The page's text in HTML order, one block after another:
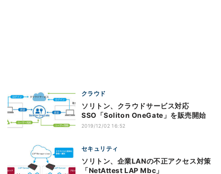
クラウド
ソリトン、クラウドサービス対応
SSO「Soliton OneGate」を販売開始
2019/12/02 16:52
セキュリティ
ソリトン、企業LANの不正アクセス対策
「NetAttest LAP Mbc」